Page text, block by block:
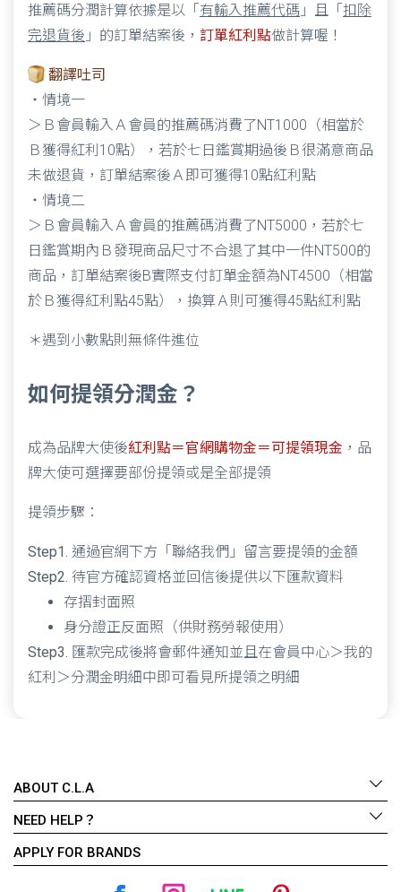
推薦碼分潤計算依據是以「 有輸入推薦代碼 」且「 扣除
完退貨後 」的訂單結案後， 訂單紅利點做計算喔！
翻譯吐司
・情境一
＞Ｂ會員輸入Ａ會員的推薦碼消費了NT1000（相當於
Ｂ獲得紅利10點），若於七日鑑賞期過後Ｂ很滿意商品
未做退貨，訂單結案後Ａ即可獲得10點紅利點
・情境二
＞Ｂ會員輸入Ａ會員的推薦碼消費了NT5000，若於七
日鑑賞期內Ｂ發現商品尺寸不合退了其中一件NT500的
商品，訂單結案後B實際支付訂單金額為NT4500（相當
於Ｂ獲得紅利點45點），換算Ａ則可獲得45點紅利點
＊遇到小數點則無條件進位
如何提領分潤金？
成為品牌大使後紅利點＝官網購物金＝可提領現金 ，品
牌大使可選擇要部份提領或是全部提領
提領步驟：
Step1. 通過官網下方「聯絡我們」留言要提領的金額
Step2. 待官方確認資格並回信後提供以下匯款資料
存摺封面照
身分證正反面照（供財務勞報使用）
Step3. 匯款完成後將會郵件通知並且在會員中心＞我的
紅利＞分潤金明細中即可看見所提領之明細
ABOUT C.L.A
NEED HELP？
APPLY FOR BRANDS